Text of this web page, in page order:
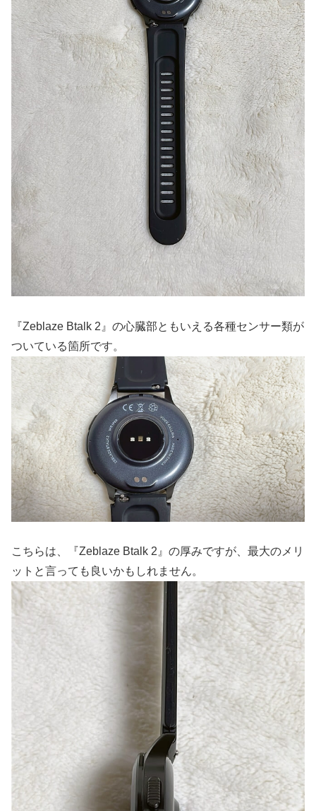
『Zeblaze Btalk 2』の心臓部ともいえる各種センサー類が
ついている箇所です。
こちらは、『Zeblaze Btalk 2』の厚みですが、最大のメリ
ットと言っても良いかもしれません。